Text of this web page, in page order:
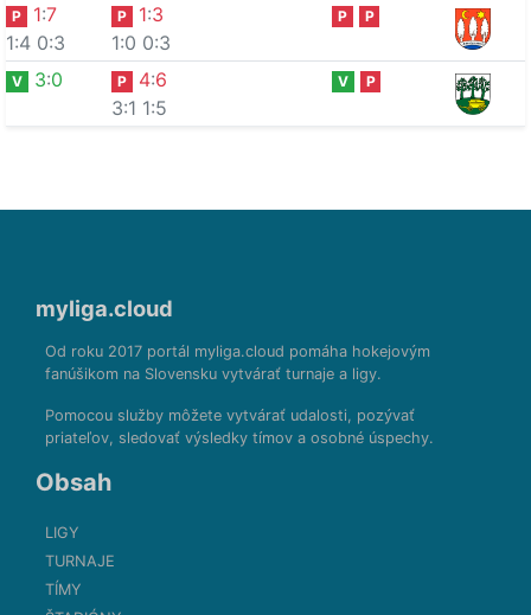
P 1:7
1:4 0:3
P 1:3
1:0 0:3
P P
V 3:0 P 4:6
3:1 1:5
V P
myliga.cloud
Od roku 2017 portál myliga.cloud pomáha hokejovým
fanúšikom na Slovensku vytvárať turnaje a ligy.
Pomocou služby môžete vytvárať udalosti, pozývať
priateľov, sledovať výsledky tímov a osobné úspechy.
Obsah
LIGY
TURNAJE
TÍMY